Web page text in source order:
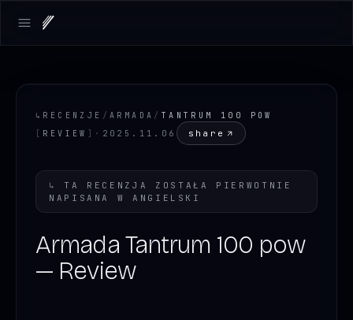
Open main menu
↳ RECENZJE /ARMADA / TANTRUM 100 POW
[ REVIEW ] · 2025.11.06 share
↳ TA RECENZJA ZOSTAŁA PIERWOTNIE
NAPISANA W
ANGIELSKI
Armada Tantrum 100 pow
— Review